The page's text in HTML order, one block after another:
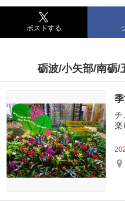
ポストする
砺波/小矢部/南砺/
チ
楽